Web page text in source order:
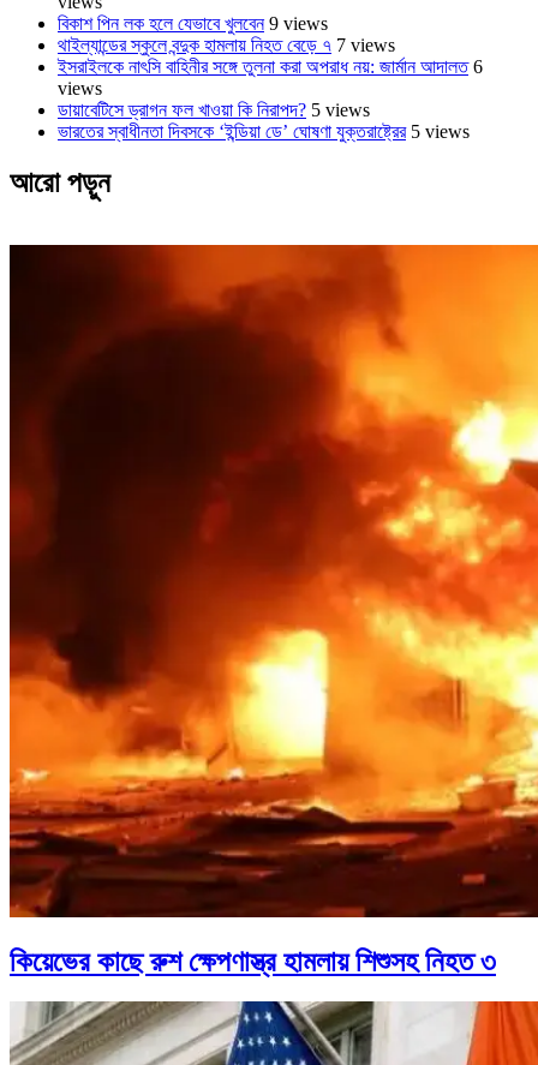
বিকাশ পিন লক হলে যেভাবে খুলবেন 9 views
থাইল্যান্ডের স্কুলে বন্দুক হামলায় নিহত বেড়ে ৭ 7 views
ইসরাইলকে নাৎসি বাহিনীর সঙ্গে তুলনা করা অপরাধ নয়: জার্মান আদালত 6
views
ডায়াবেটিসে ড্রাগন ফল খাওয়া কি নিরাপদ? 5 views
ভারতের স্বাধীনতা দিবসকে ‘ইন্ডিয়া ডে’ ঘোষণা যুক্তরাষ্ট্রের 5 views
আরো পড়ুন
কিয়েভের কাছে রুশ ক্ষেপণাস্ত্র হামলায় শিশুসহ নিহত ৩